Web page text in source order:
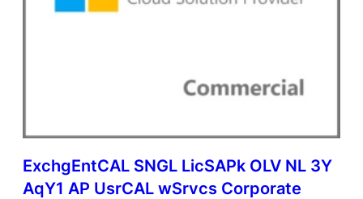
ExchgEntCAL SNGL LicSAPk OLV NL 3Y
AqY1 AP UsrCAL wSrvcs Corporate